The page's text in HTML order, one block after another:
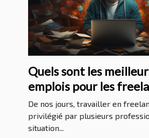
Quels sont les
emplois pour les
sans expérience ?
De nos jours, travailler en
privilégié par plusieurs
situation...